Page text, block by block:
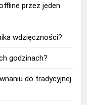
przez jeden
wdzięczności?
godzinach?
do tradycyjnej